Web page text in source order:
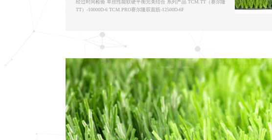
经过时间检验 草丝性能软硬平衡完美结合 系列产品 TCM.TT（赛尔隆
TT）-10000D-6 TCM.PRO赛尔隆双面筋-12500D-6F